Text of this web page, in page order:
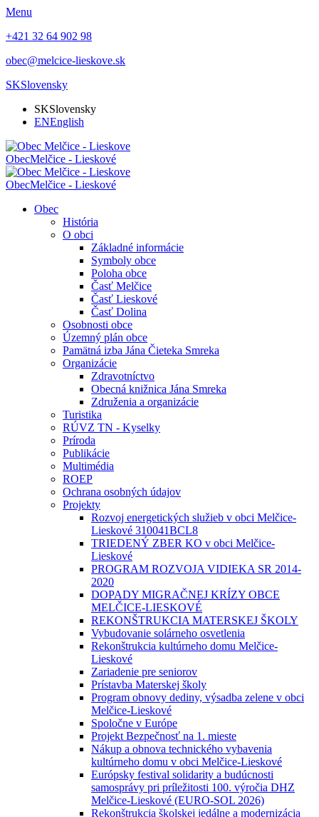
Menu
+421 32 64 902 98
obec@melcice-lieskove.sk
SKSlovensky
SKSlovensky
ENEnglish
ObecMelčice - Lieskové
ObecMelčice - Lieskové
Obec
História
O obci
Základné informácie
Symboly obce
Poloha obce
Časť Melčice
Časť Lieskové
Časť Dolina
Osobnosti obce
Územný plán obce
Pamätná izba Jána Čieteka Smreka
Organizácie
Zdravotníctvo
Obecná knižnica Jána Smreka
Združenia a organizácie
Turistika
RÚVZ TN - Kyselky
Príroda
Publikácie
Multimédia
ROEP
Ochrana osobných údajov
Projekty
Rozvoj energetických služieb v obci Melčice-
Lieskové 310041BCL8
TRIEDENÝ ZBER KO v obci Melčice-
Lieskové
PROGRAM ROZVOJA VIDIEKA SR 2014-
2020
DOPADY MIGRAČNEJ KRÍZY OBCE
MELČICE-LIESKOVÉ
REKONŠTRUKCIA MATERSKEJ ŠKOLY
Vybudovanie solárneho osvetlenia
Rekonštrukcia kultúrneho domu Melčice-
Lieskové
Zariadenie pre seniorov
Prístavba Materskej školy
Program obnovy dediny, výsadba zelene v obci
Melčice-Lieskové
Spoločne v Európe
Projekt Bezpečnosť na 1. mieste
Nákup a obnova technického vybavenia
kultúrneho domu v obci Melčice-Lieskové
Európsky festival solidarity a budúcnosti
samosprávy pri príležitosti 100. výročia DHZ
Melčice-Lieskové (EURO-SOL 2026)
Rekonštrukcia školskej jedálne a modernizácia